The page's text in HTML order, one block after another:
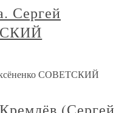
Сергей
СОВЕТСКИЙ